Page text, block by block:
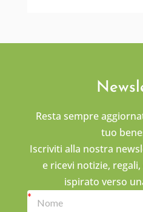
Resta sempre
tuo
Iscriviti alla nostra
e ricevi notizie,
ispirato verso